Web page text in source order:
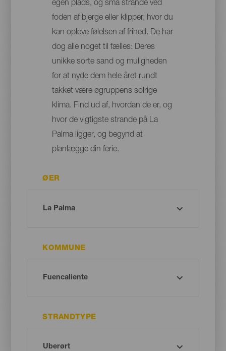
egen plads, og små strande ved
foden af bjerge eller klipper, hvor du
kan opleve følelsen af frihed. De har
dog alle noget til fælles: Deres
unikke sorte sand og muligheden
for at nyde dem hele året rundt
takket være øgruppens solrige
klima. Find ud af, hvordan de er, og
hvor de vigtigste strande på La
Palma ligger, og begynd at
planlægge din ferie.
ØER
KOMMUNE
STRANDTYPE